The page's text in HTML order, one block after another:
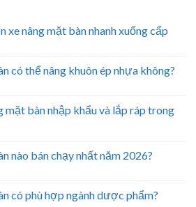
xe nâng mặt bàn nhanh xuống cấp
có thể nâng khuôn ép nhựa không?
mặt bàn nhập khẩu và lắp ráp trong
nào bán chạy nhất năm 2026?
có phù hợp ngành dược phẩm?